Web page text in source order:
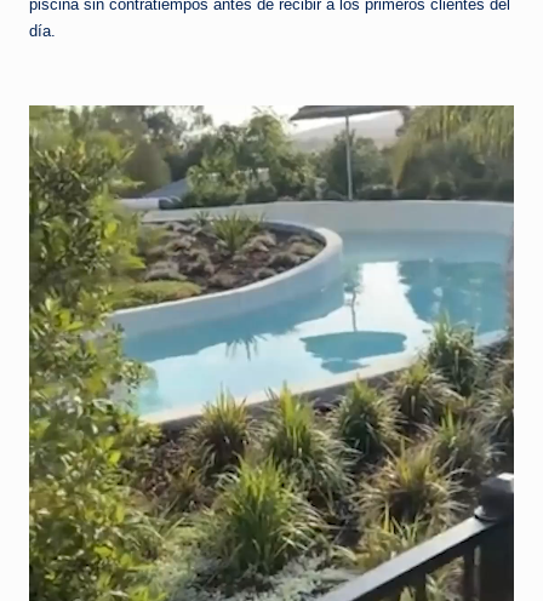
piscina sin contratiempos antes de recibir a los primeros clientes del
día.